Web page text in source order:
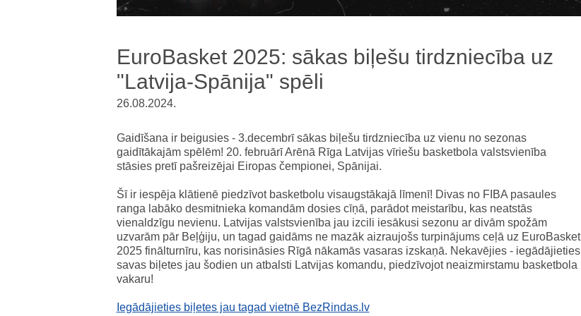
EuroBasket 2025: sākas biļešu tirdzniecība uz
"Latvija-Spānija" spēli
26.08.2024.
Gaidīšana ir beigusies - 3.decembrī sākas biļešu tirdzniecība uz vienu no sezonas
gaidītākajām spēlēm! 20. februārī Arēnā Rīga Latvijas vīriešu basketbola valstsvienība
stāsies pretī pašreizējai Eiropas čempionei, Spānijai.
Šī ir iespēja klātienē piedzīvot basketbolu visaugstākajā līmenī! Divas no FIBA pasaules
ranga labāko desmitnieka komandām dosies cīņā, parādot meistarību, kas neatstās
vienaldzīgu nevienu. Latvijas valstsvienība jau izcili iesākusi sezonu ar divām spožām
uzvarām pār Beļģiju, un tagad gaidāms ne mazāk aizraujošs turpinājums ceļā uz EuroBasket
2025 finālturnīru, kas norisināsies Rīgā nākamās vasaras izskaņā. Nekavējies - iegādājieties
savas biļetes jau šodien un atbalsti Latvijas komandu, piedzīvojot neaizmirstamu basketbola
vakaru!
Iegādājieties biļetes jau tagad vietnē BezRindas.lv